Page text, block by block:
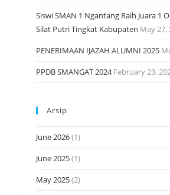
Siswi SMAN 1 Ngantang Raih Juara 1
Silat Putri Tingkat Kabupaten May 27,
PENERIMAAN IJAZAH ALUMNI 2025
PPDB SMANGAT 2024 February 23,
Arsip
June 2026(1)
June 2025(1)
May 2025(2)